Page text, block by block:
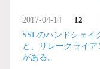
2017-04-14 12
SSLのハンドシェイ
と、リレークライ
がある。